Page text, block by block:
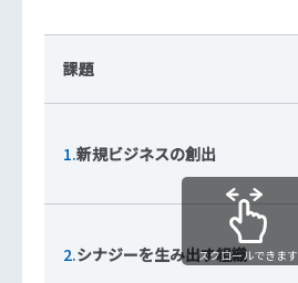
課題
1.新規ビジネスの創出
2.シナジーを生み出す組織スクロールできます